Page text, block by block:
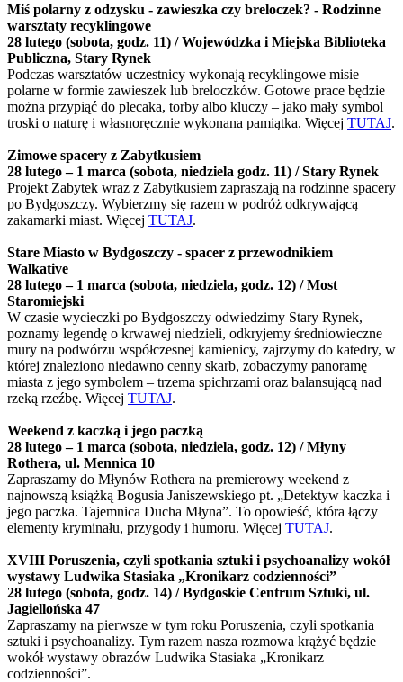
Miś polarny z odzysku - zawieszka czy breloczek? - Rodzinne
warsztaty recyklingowe
28 lutego (sobota, godz. 11) / Wojewódzka i Miejska Biblioteka
Publiczna, Stary Rynek
Podczas warsztatów uczestnicy wykonają recyklingowe misie
polarne w formie zawieszek lub breloczków. Gotowe prace będzie
można przypiąć do plecaka, torby albo kluczy – jako mały symbol
troski o naturę i własnoręcznie wykonana pamiątka. Więcej TUTAJ.
Zimowe spacery z Zabytkusiem
28 lutego – 1 marca (sobota, niedziela godz. 11) / Stary Rynek
Projekt Zabytek wraz z Zabytkusiem zapraszają na rodzinne spacery
po Bydgoszczy. Wybierzmy się razem w podróż odkrywającą
zakamarki miast. Więcej TUTAJ.
Stare Miasto w Bydgoszczy - spacer z przewodnikiem
Walkative
28 lutego – 1 marca (sobota, niedziela, godz. 12) / Most
Staromiejski
W czasie wycieczki po Bydgoszczy odwiedzimy Stary Rynek,
poznamy legendę o krwawej niedzieli, odkryjemy średniowieczne
mury na podwórzu współczesnej kamienicy, zajrzymy do katedry, w
której znaleziono niedawno cenny skarb, zobaczymy panoramę
miasta z jego symbolem – trzema spichrzami oraz balansującą nad
rzeką rzeźbę. Więcej TUTAJ.
Weekend z kaczką i jego paczką
28 lutego – 1 marca (sobota, niedziela, godz. 12) / Młyny
Rothera, ul. Mennica 10
Zapraszamy do Młynów Rothera na premierowy weekend z
najnowszą książką Bogusia Janiszewskiego pt. „Detektyw kaczka i
jego paczka. Tajemnica Ducha Młyna”. To opowieść, która łączy
elementy kryminału, przygody i humoru. Więcej TUTAJ.
XVIII Poruszenia, czyli spotkania sztuki i psychoanalizy wokół
wystawy Ludwika Stasiaka „Kronikarz codzienności”
28 lutego (sobota, godz. 14) / Bydgoskie Centrum Sztuki, ul.
Jagiellońska 47
Zapraszamy na pierwsze w tym roku Poruszenia, czyli spotkania
sztuki i psychoanalizy. Tym razem nasza rozmowa krążyć będzie
wokół wystawy obrazów Ludwika Stasiaka „Kronikarz
codzienności”.